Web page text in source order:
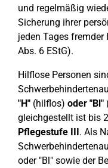
und regelmäßig
Sicherung ihrer
jeden Tages
Abs. 6 EStG).
Hilflose Personen
"H" (hilflos) oder "Bl"
gleichgestellt ist bis
Pflegestufe III. Als
oder "Bl" sowie der